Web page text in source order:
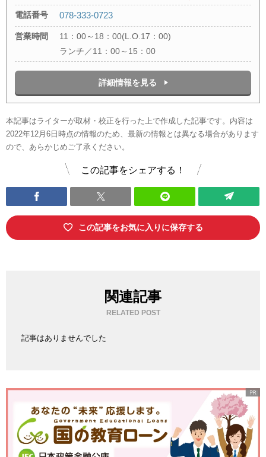
電話番号 078-333-0723
営業時間
11：00～18：00(L.O.17：00)
ランチ／11：00～15：00
詳細情報を見る
本記事はライターが取材・校正を行った上で作成した記事です。内容は
2022年12月6日時点の情報のため、最新の情報とは異なる場合があります
ので、あらかじめご了承ください。
この記事をシェアする！
この記事をお気に入りに保存する
関連記事
RELATED POST
記事はありませんでした